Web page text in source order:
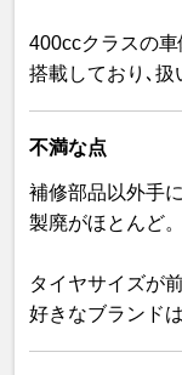
400ccクラスの
搭載しており､扱
不満な点
補修部品以外手
製廃がほとんど。
タイヤサイズが
好きなブランド